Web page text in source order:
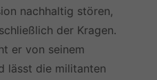
nachhaltig stören,
der Kragen.
er von seinem
lässt die militanten